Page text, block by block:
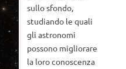
sullo sfondo,
studiando le quali
gli astronomi
possono migliorare
la loro conoscenza